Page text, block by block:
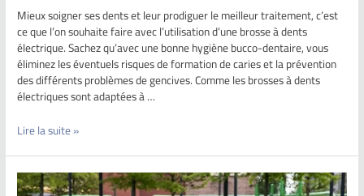
Mieux soigner ses dents et leur prodiguer le meilleur traitement, c’est
ce que l’on souhaite faire avec l’utilisation d’une brosse à dents
électrique. Sachez qu’avec une bonne hygiène bucco-dentaire, vous
éliminez les éventuels risques de formation de caries et la prévention
des différents problèmes de gencives. Comme les brosses à dents
électriques sont adaptées à …
Lire la suite »